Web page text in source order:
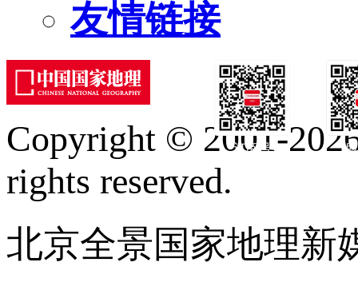
友情链接
订阅号
Copyright © 2001-
rights reserved.
北京全景国家地理新